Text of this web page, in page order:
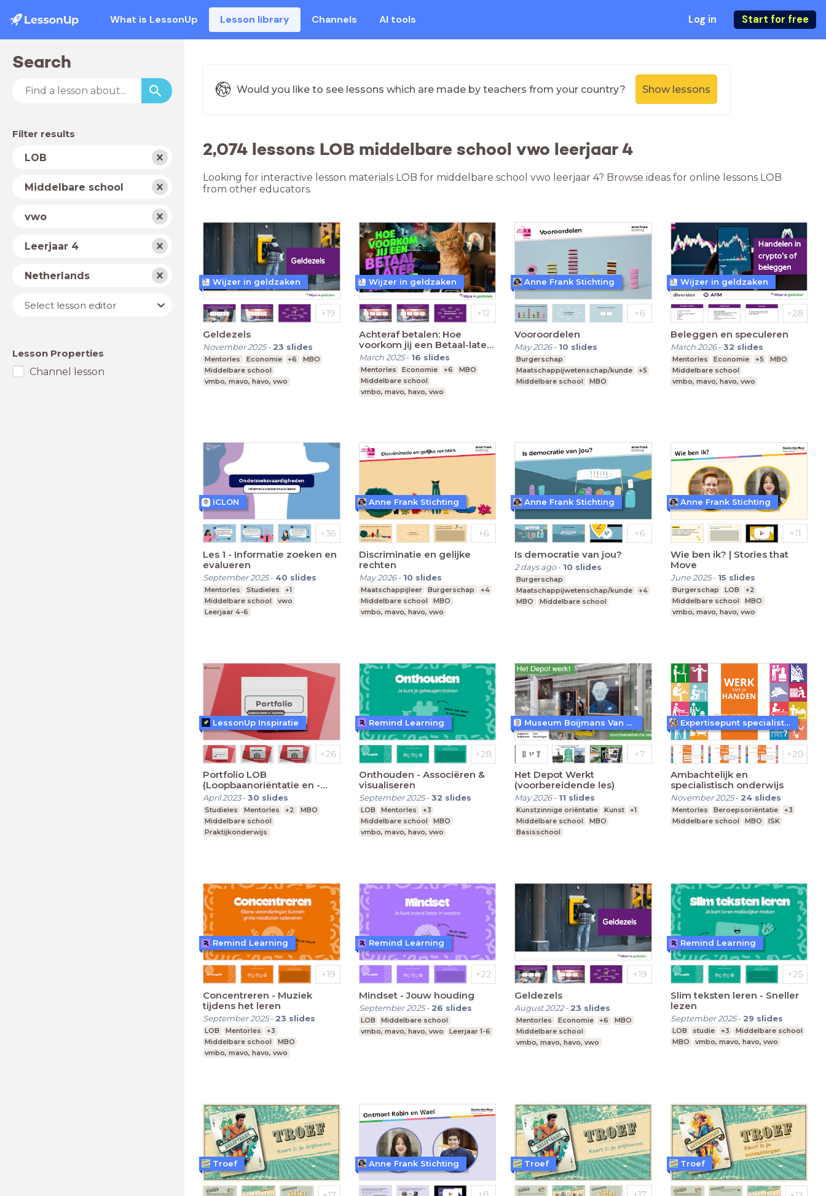
What is LessonUp Lesson library Channels AI tools Log in Start for free
Search
Filter results
Subject
LOB
School
typeMiddelbare school
vwo
YearLeerjaar 4
Country
Netherlands
Lesson
editor
Select lesson editor
Lesson Properties
Channel lesson
Would you like to see lessons which are made by teachers from your country? Show lessons
2,074 lessons LOB middelbare school vwo leerjaar 4
Looking for interactive lesson materials LOB for middelbare school vwo leerjaar 4? Browse ideas for online lessons LOB
from other educators.
Geldezels
November 2025- 23 slides
Mentorles Economie +6
MBO
Middelbare school
vmbo, mavo, havo, vwo
Wijzer in geldzaken
Achteraf betalen: Hoe
voorkom jij een Betaal-later-
kater?
March 2025- 16 slides
Mentorles Economie +6
MBO
Middelbare school
vmbo, mavo, havo, vwo
Wijzer in geldzaken
Vooroordelen
May 2026- 10 slides
Burgerschap
Maatschappijwetenschap/kunde
+5
Middelbare school
MBO
Anne Frank Stichting
Beleggen en speculeren
March 2026-32 slides
Mentorles Economie +5
MBO
Middelbare school
vmbo, mavo, havo, vwo
Wijzer in geldzaken
Les 1 - Informatie zoeken en
evalueren
September 2025- 40 slides
Mentorles Studieles
+1
Middelbare school
vwo
Leerjaar 4-6
ICLON
Discriminatie en gelijke
rechten
May 2026- 10 slides
Maatschappijleer Burgerschap
+4
Middelbare school
MBO
vmbo, mavo, havo, vwo
Anne Frank Stichting
Is democratie van jou?
2 days ago- 10 slides
Burgerschap
Maatschappijwetenschap/kunde
+4
MBO
Middelbare school
Anne Frank Stichting
Wie ben ik? | Stories that
Move
June 2025- 15 slides
Burgerschap LOB
+2
Middelbare school
MBO
vmbo, mavo, havo, vwo
Anne Frank Stichting
Portfolio LOB
(Loopbaanoriëntatie en -
begeleiding)
April 2023-30 slides
Studieles Mentorles +2
MBO
Middelbare school
Praktijkonderwijs
LessonUp Inspiratie
Onthouden - Associëren &
visualiseren
September 2025-32 slides
LOB Mentorles
+3
Middelbare school
MBO
vmbo, mavo, havo, vwo
Remind Learning
Het Depot Werkt
(voorbereidende les)
May 2026- 11 slides
Kunstzinnige oriëntatie Kunst
+1
Middelbare school
MBO
Basisschool
Museum Boijmans Van Beuningen
Ambachtelijk en
specialistisch onderwijs
November 2025- 24 slides
Mentorles Beroepsoriëntatie
+3
Middelbare school
MBO ISK
Expertisepunt specialistisch vakmanschap
Concentreren - Muziek
tijdens het leren
September 2025- 23 slides
LOB Mentorles
+3
Middelbare school
MBO
vmbo, mavo, havo, vwo
Remind Learning
Mindset - Jouw houding
September 2025- 26 slides
LOB
Middelbare school
vmbo, mavo, havo, vwo
Leerjaar 1-6
Remind Learning
Geldezels
August 2022- 23 slides
Mentorles Economie +6
MBO
Middelbare school
vmbo, mavo, havo, vwo
Slim teksten leren - Sneller
lezen
September 2025- 29 slides
LOB studie +3
Middelbare school
MBO
vmbo, mavo, havo, vwo
Remind Learning
Troef Anne Frank Stichting Troef Troef